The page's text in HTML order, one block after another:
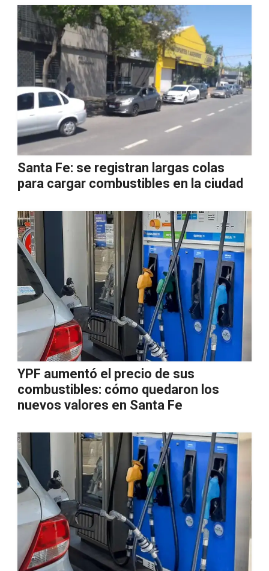
Santa Fe: se registran largas colas
para cargar combustibles en la ciudad
YPF aumentó el precio de sus
combustibles: cómo quedaron los
nuevos valores en Santa Fe